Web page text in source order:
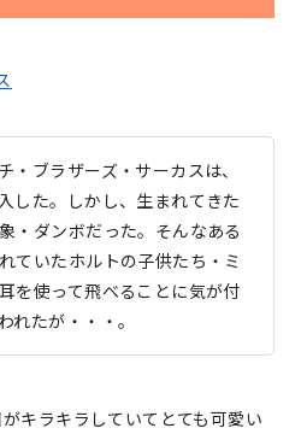
・ブラザーズ・サーカスは、
した。しかし、生まれてきた
・ダンボだった。そんなある
ていたホルトの子供たち・ミ
を使って飛べることに気が付
れたが・・・。
キラキラしていてとても可愛い